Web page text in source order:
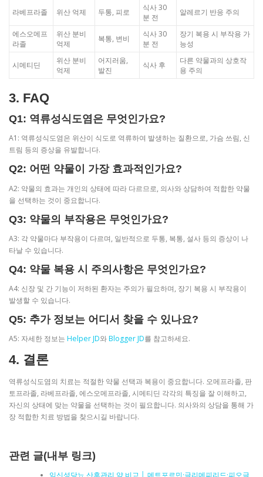
라베프라졸 위산 억제 두통, 피로
식사 30
분 전
알레르기 반응 주의
에스오메프
라졸
위산 분비
억제
복통, 변비
식사 30
분 전
장기 복용 시 부작용 가
능성
시메티딘
위산 분비
억제
어지러움,
발진
식사 후
다른 약물과의 상호작
용 주의
3. FAQ
Q1: 역류성식도염은 무엇인가요?
A1: 역류성식도염은 위산이 식도로 역류하여 발생하는 질환으로, 가슴 쓰림, 신
트림 등의 증상을 유발합니다.
Q2: 어떤 약물이 가장 효과적인가요?
A2: 약물의 효과는 개인의 상태에 따라 다르므로, 의사와 상담하여 적합한 약물
을 선택하는 것이 중요합니다.
Q3: 약물의 부작용은 무엇인가요?
A3: 각 약물마다 부작용이 다르며, 일반적으로 두통, 복통, 설사 등의 증상이 나
타날 수 있습니다.
Q4: 약물 복용 시 주의사항은 무엇인가요?
A4: 신장 및 간 기능이 저하된 환자는 주의가 필요하며, 장기 복용 시 부작용이
발생할 수 있습니다.
Q5: 추가 정보는 어디서 찾을 수 있나요?
A5: 자세한 정보는 Helper JD와Blogger JD를 참고하세요.
4. 결론
역류성식도염의 치료는 적절한 약물 선택과 복용이 중요합니다. 오메프라졸, 판
토프라졸, 라베프라졸, 에스오메프라졸, 시메티딘 각각의 특징을 잘 이해하고,
자신의 상태에 맞는 약물을 선택하는 것이 필요합니다. 의사와의 상담을 통해 가
장 적합한 치료 방법을 찾으시길 바랍니다.
관련 글(내부 링크)
임신성당뇨 산후관리 약 비교 │ 메트포르민·글리메피리드·피오글